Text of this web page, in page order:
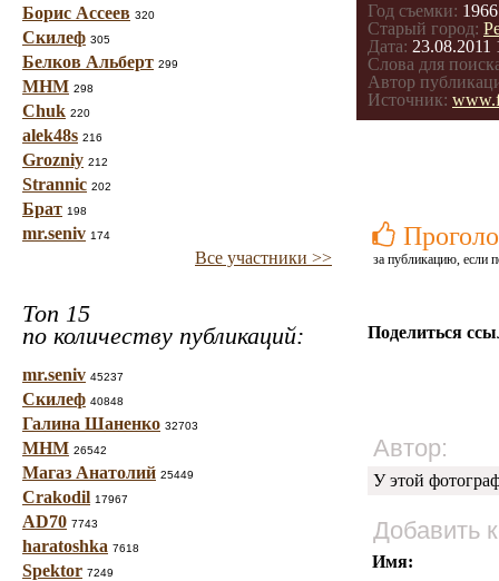
Борис Ассеев 320
Скилеф 305
Белков Альберт 299
МНМ 298
Chuk 220
alek48s 216
Grozniy 212
Strannic 202
Брат 198
mr.seniv 174
Все участники >>
Топ 15
по количеству публикаций:
mr.seniv 45237
Скилеф 40848
Галина Шаненко 32703
МНМ 26542
Магаз Анатолий 25449
Crakodil 17967
AD70 7743
haratoshka 7618
Spektor 7249
Год съемки: 1966
Старый город:
Дата: 23.08.2011
Слова для
Автор
Источник:
за публикацию, если
Поделиться
Автор:
У этой
Добавить
Имя: